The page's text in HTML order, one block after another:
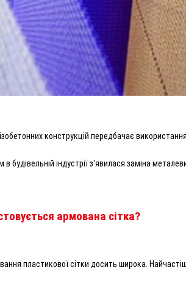
конструкцій передбачає
в будівельній індустрії з'явилася заміна
армована сітка?
пластикової сітки досить широка.